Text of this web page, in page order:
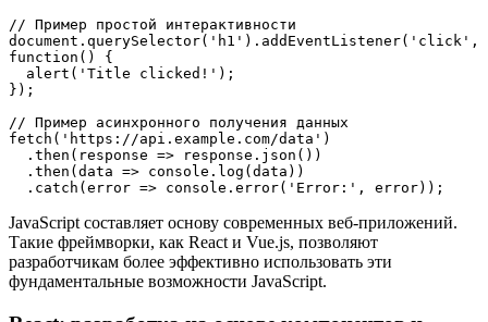
// Пример простой интерактивности
document.querySelector('h1').addEventListener('click',
function() {
  alert('Title clicked!');
});
// Пример асинхронного получения данных
fetch('https://api.example.com/data')
  .then(response => response.json())
  .then(data => console.log(data))
  .catch(error => console.error('Error:', error));
JavaScript составляет основу современных веб-приложений.
Такие фреймворки, как React и Vue.js, позволяют
разработчикам более эффективно использовать эти
фундаментальные возможности JavaScript.